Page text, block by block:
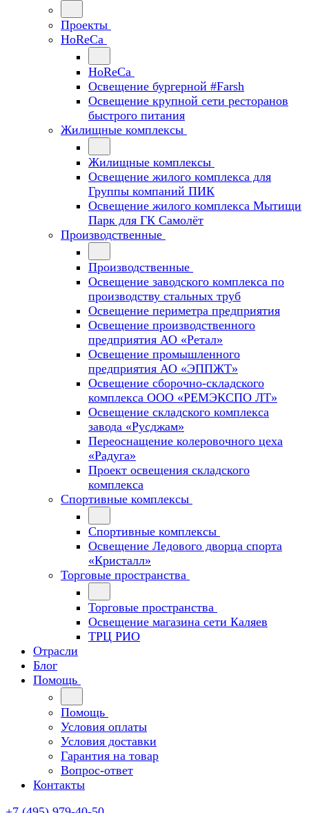
Проекты
HoReCa
HoReCa
Освещение бургерной #Farsh
Освещение крупной сети ресторанов
быстрого питания
Жилищные комплексы
Жилищные комплексы
Освещение жилого комплекса для
Группы компаний ПИК
Освещение жилого комплекса Мытищи
Парк для ГК Самолёт
Производственные
Производственные
Освещение заводского комплекса по
производству стальных труб
Освещение периметра предприятия
Освещение производственного
предприятия АО «Ретал»
Освещение промышленного
предприятия АО «ЭППЖТ»
Освещение сборочно-складского
комплекса ООО «РЕМЭКСПО ЛТ»
Освещение складского комплекса
завода «Русджам»
Переоснащение колеровочного цеха
«Радуга»
Проект освещения складского
комплекса
Спортивные комплексы
Спортивные комплексы
Освещение Ледового дворца спорта
«Кристалл»
Торговые пространства
Торговые пространства
Освещение магазина сети Каляев
ТРЦ РИО
Отрасли
Блог
Помощь
Помощь
Условия оплаты
Условия доставки
Гарантия на товар
Вопрос-ответ
Контакты